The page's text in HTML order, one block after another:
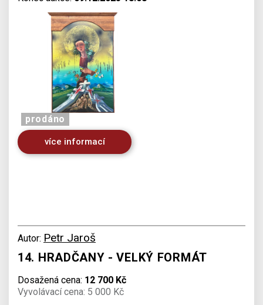
prodáno
více informací
Autor: Petr Jaroš
14. HRADČANY - VELKÝ FORMÁT
Dosažená cena: 12 700 Kč
Vyvolávací cena: 5 000 Kč